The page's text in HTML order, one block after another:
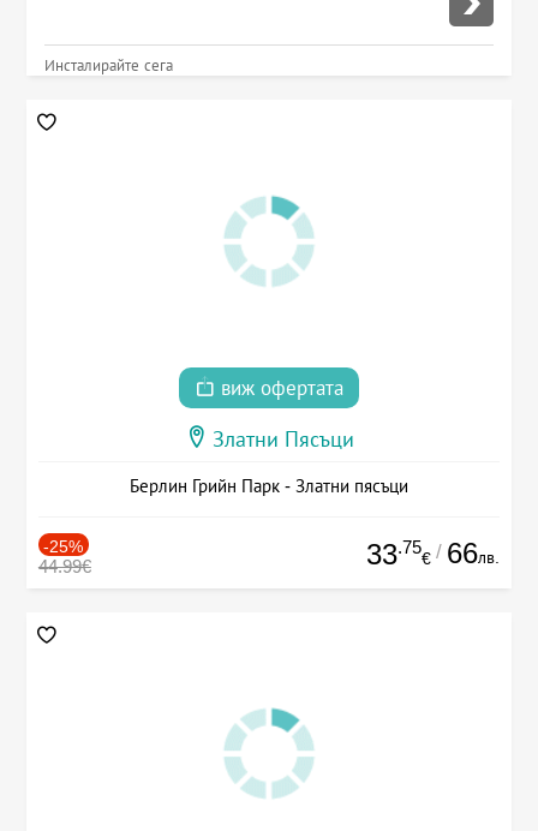
Инсталирайте сега
виж офертата
Златни Пясъци
Берлин Грийн Парк - Златни пясъци
-25%
44.99€ 33.75
€ / 66лв.